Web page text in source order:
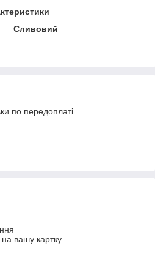
Сливовий
по передоплаті.
вашу картку